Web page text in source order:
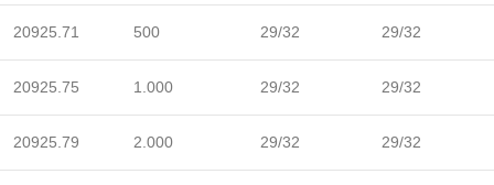
20925.71 500 29/32 29/32
20925.75 1.000 29/32 29/32
20925.79 2.000 29/32 29/32